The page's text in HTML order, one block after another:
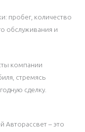
пробег, количество
обслуживания и
компании
стремясь
сделку.
Авторассвет – это